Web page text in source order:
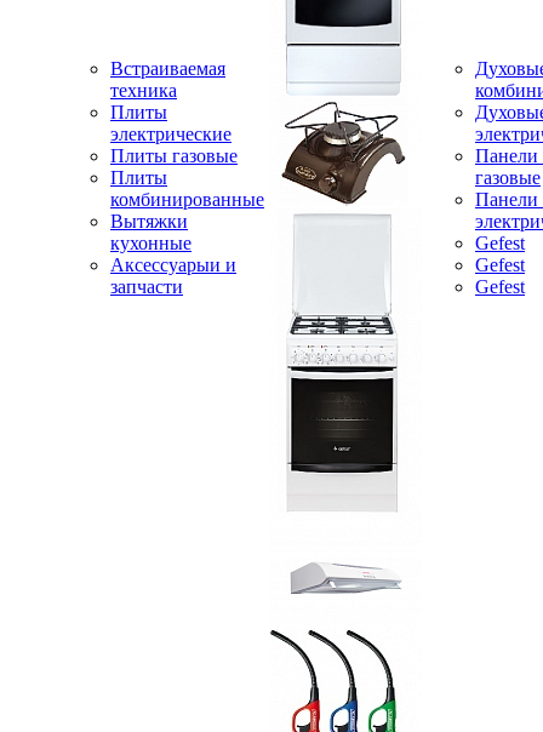
Встраиваемая
техника
Плиты
электрические
Плиты газовые
Плиты
комбинированные
Вытяжки
кухонные
Аксессуарыи и
запчасти
Панели
газовые
Панели
Gefest
Gefest
Gefest